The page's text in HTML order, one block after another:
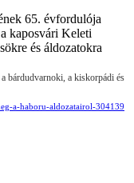
65. évfordulója
kaposvári Keleti
és áldozatokra
bárdudvarnoki, a kiskorpádi és
a-haboru-aldozatairol-304139